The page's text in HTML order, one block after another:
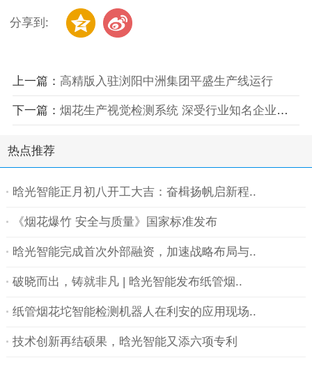
分享到:
上一篇： 高精版入驻浏阳中洲集团平盛生产线运行
下一篇： 烟花生产视觉检测系统 深受行业知名企业青睐
热点推荐
晗光智能正月初八开工大吉：奋楫扬帆启新程..
《烟花爆竹 安全与质量》国家标准发布
晗光智能完成首次外部融资，加速战略布局与..
破晓而出，铸就非凡 | 晗光智能发布纸管烟..
纸管烟花坨智能检测机器人在利安的应用现场..
技术创新再结硕果，晗光智能又添六项专利